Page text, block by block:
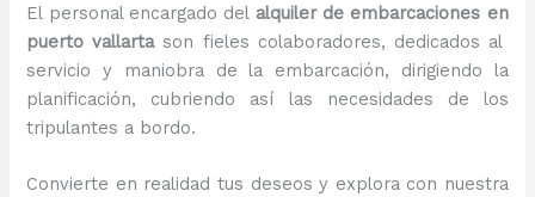
El personal encargado del alquiler de embarcaciones en
puerto vallartason fieles colaboradores, dedicados al
servicio y maniobra de la embarcación, dirigiendo la
planificación, cubriendo así las necesidades de los
tripulantes a bordo.
Convierte en realidad tus deseos y explora con nuestra